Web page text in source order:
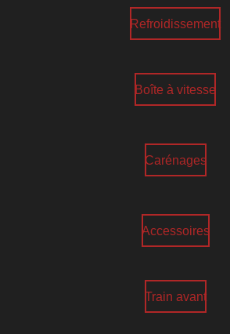
Refroidissement
Boîte à vitesse
Carénages
Accessoires
Train avant